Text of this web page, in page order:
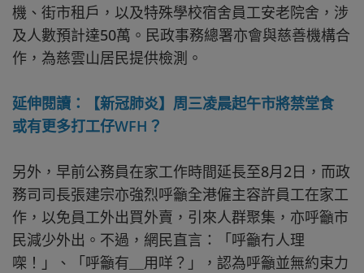
機、街市租戶，以及特殊學校宿舍員工安老院舍，涉
及人數預計達50萬。民政事務總署亦會與慈善機構合
作，為慈雲山居民提供檢測。
延伸閱讀：【新冠肺炎】周三凌晨起午市將禁堂食
或有更多打工仔WFH？
另外，早前公務員在家工作時間延長至8月2日，而政
務司司長張建宗亦強烈呼籲全港僱主容許員工在家工
作，以免員工外出買外賣，引來人群聚集，亦呼籲市
民減少外出。不過，網民直言：「呼籲冇人理
㗎！」、「呼籲有＿用咩？」，認為呼籲並無約束力